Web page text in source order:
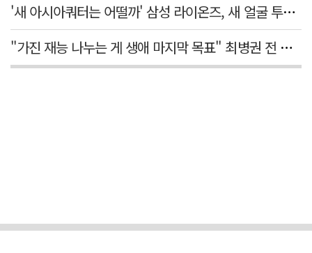
'새 아시아쿼터는 어떨까' 삼성 라이온즈, 새 얼굴 투수 미야모리 영입
"가진 재능 나누는 게 생애 마지막 목표" 최병권 전 대구체고 복싱 감독